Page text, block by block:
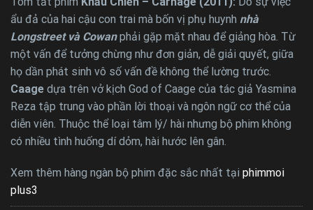
ẩu đả của hai cậu con trai mà bốn vị phụ huynh nhà
Longstreet và Cowanphải gặp mặt nhau để giảng hòa. Từ
một vấn để tưởng chừng như đơn giản, dễ giải quyết, giữa
họ dần phát sinh vô số vấn đề không thể lường trước.
Caage dựa trên vở kịch God of Caage của tác giả Yasmina
Reza tập trung vào phần lời thoại và ngôn ngữ cơ thể của
diễn viên. Thuộc thể loại tâm lý/ hài nhưng bộ phim không
có nhiều tình huống dí dỏm, hài hước lên gân.
Xem thêm hàng ngàn bộ phim đặc sắc nhất tại phimmoi
plus3